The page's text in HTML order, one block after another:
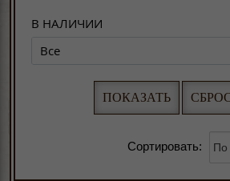
В НАЛИЧИИ
Все
Сортировать: